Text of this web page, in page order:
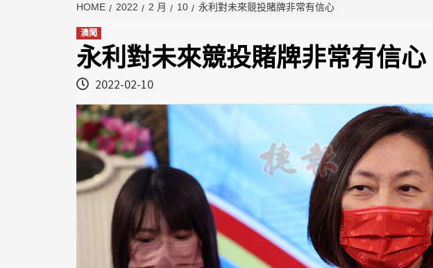
HOME 2022 2 月 10 永利對未來競投賭牌非常有信心
澳聞
永利對未來競投賭牌非常有信心
2022-02-10